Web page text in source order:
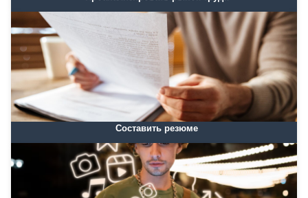
Составить резюме